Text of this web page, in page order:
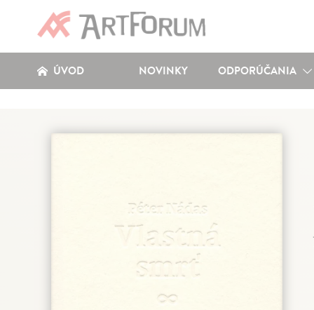
ÚVOD NOVINKY ODPORÚČANIA